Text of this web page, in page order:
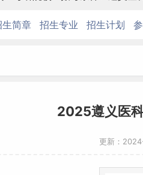
生简章 招生专业 招生计划
2025遵义医
更新：